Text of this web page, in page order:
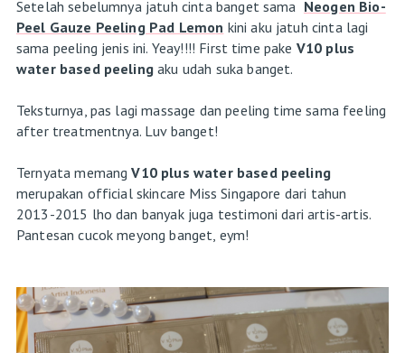
Setelah sebelumnya jatuh cinta banget sama Neogen Bio-
Peel Gauze Peeling Pad Lemon kini aku jatuh cinta lagi
sama peeling jenis ini. Yeay!!!! First time pake V10 plus
water based peelingaku udah suka banget.
Teksturnya, pas lagi massage dan peeling time sama feeling
after treatmentnya. Luv banget!
Ternyata memangV10 plus water based peeling
merupakan official skincare Miss Singapore dari tahun
2013-2015 lho dan banyak juga testimoni dari artis-artis.
Pantesan cucok meyong banget, eym!